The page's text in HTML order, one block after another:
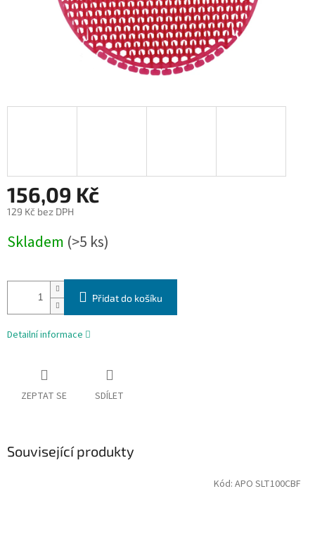
156,09 Kč
129 Kč bez DPH
cena:
Skladem (>5 ks)
Přidat do košíku
Detailní informace
ZEPTAT SE SDÍLET
Související produkty
Kód: APO SLT100CBF